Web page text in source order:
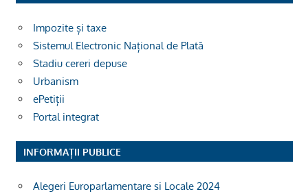
Impozite și taxe
Sistemul Electronic Național de Plată
Stadiu cereri depuse
Urbanism
ePetiții
Portal integrat
INFORMAȚII PUBLICE
Alegeri Europarlamentare si Locale 2024